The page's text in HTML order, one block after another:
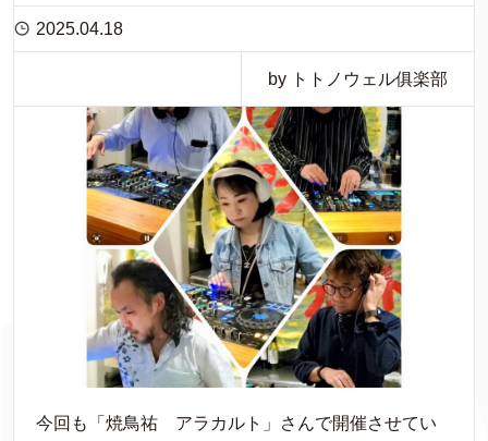
2025.04.18
by トトノウェル俱楽部
今回も「焼鳥祐 アラカルト」さんで開催させてい